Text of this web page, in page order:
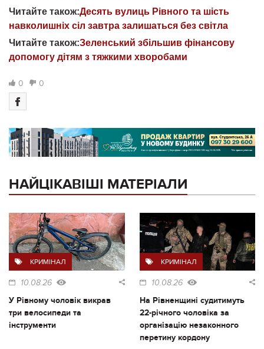
Читайте також:Десять вулиць Рівного та шість
навколишніх сіл завтра залишаться без світла
Читайте також:Зеленський збільшив фінансову
допомогу дітям з тяжкими хворобами
0 0
НАЙЦІКАВІШІ МАТЕРІАЛИ
КРИМІНАЛ
10.08.26
У Рівному чоловік викрав
три велосипеди та
інструменти
КРИМІНАЛ
10.08.26
На Рівненщині судитимуть
22-річного чоловіка за
організацію незаконного
перетину кордону